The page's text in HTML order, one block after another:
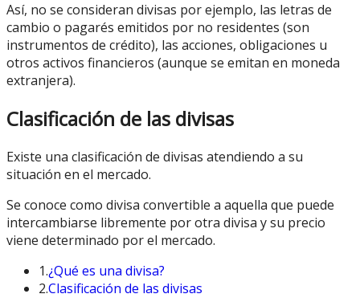
Así, no se consideran divisas por ejemplo, las letras de
cambio o pagarés emitidos por no residentes (son
instrumentos de crédito), las acciones, obligaciones u
otros activos financieros (aunque se emitan en moneda
extranjera).
Clasificación de las divisas
Existe una clasificación de divisas atendiendo a su
situación en el mercado.
Se conoce como divisa convertible a aquella que puede
intercambiarse libremente por otra divisa y su precio
viene determinado por el mercado.
1.¿Qué es una divisa?
2.Clasificación de las divisas